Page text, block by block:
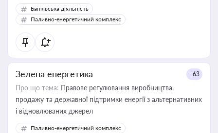
Банківська діяльність
Паливно-енергетичний комплекс
Зелена енергетика +63
Про що тема: Правове регулювання виробництва,
продажу та державної підтримки енергії з альтернативних
і відновлюваних джерел
Паливно-енергетичний комплекс